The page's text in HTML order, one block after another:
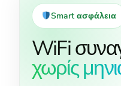
Smart ασφάλεια
WiFi
χωρίς